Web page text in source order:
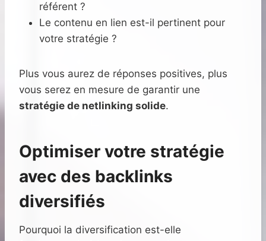
référent ?
Le contenu en lien est-il pertinent pour
votre stratégie ?
Plus vous aurez de réponses positives, plus
vous serez en mesure de garantir une
stratégie de netlinking solide.
Optimiser votre stratégie
avec des backlinks
diversifiés
Pourquoi la diversification est-elle